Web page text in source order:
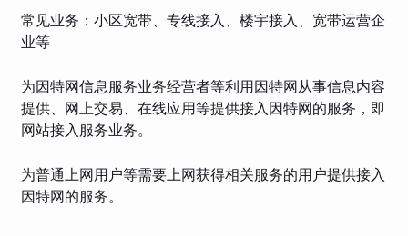
常见业务：小区宽带、专线接入、楼宇接入、宽带运营企
业等
为因特网信息服务业务经营者等利用因特网从事信息内容
提供、网上交易、在线应用等提供接入因特网的服务，即
网站接入服务业务。
为普通上网用户等需要上网获得相关服务的用户提供接入
因特网的服务。